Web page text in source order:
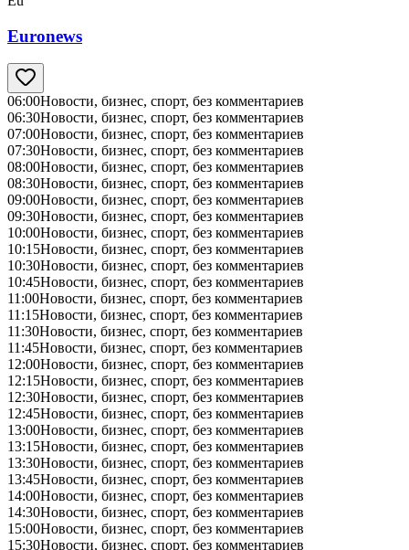
Euronews
06:00Новости, бизнес, спорт, без комментариев
06:30Новости, бизнес, спорт, без комментариев
07:00Новости, бизнес, спорт, без комментариев
07:30Новости, бизнес, спорт, без комментариев
08:00Новости, бизнес, спорт, без комментариев
08:30Новости, бизнес, спорт, без комментариев
09:00Новости, бизнес, спорт, без комментариев
09:30Новости, бизнес, спорт, без комментариев
10:00Новости, бизнес, спорт, без комментариев
10:15Новости, бизнес, спорт, без комментариев
10:30Новости, бизнес, спорт, без комментариев
10:45Новости, бизнес, спорт, без комментариев
11:00Новости, бизнес, спорт, без комментариев
11:15Новости, бизнес, спорт, без комментариев
11:30Новости, бизнес, спорт, без комментариев
11:45Новости, бизнес, спорт, без комментариев
12:00Новости, бизнес, спорт, без комментариев
12:15Новости, бизнес, спорт, без комментариев
12:30Новости, бизнес, спорт, без комментариев
12:45Новости, бизнес, спорт, без комментариев
13:00Новости, бизнес, спорт, без комментариев
13:15Новости, бизнес, спорт, без комментариев
13:30Новости, бизнес, спорт, без комментариев
13:45Новости, бизнес, спорт, без комментариев
14:00Новости, бизнес, спорт, без комментариев
14:30Новости, бизнес, спорт, без комментариев
15:00Новости, бизнес, спорт, без комментариев
15:30Новости, бизнес, спорт, без комментариев